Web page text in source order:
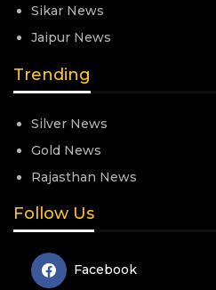
Sikar News
Jaipur News
Trending
Silver News
Gold News
Rajasthan News
Follow Us
Facebook